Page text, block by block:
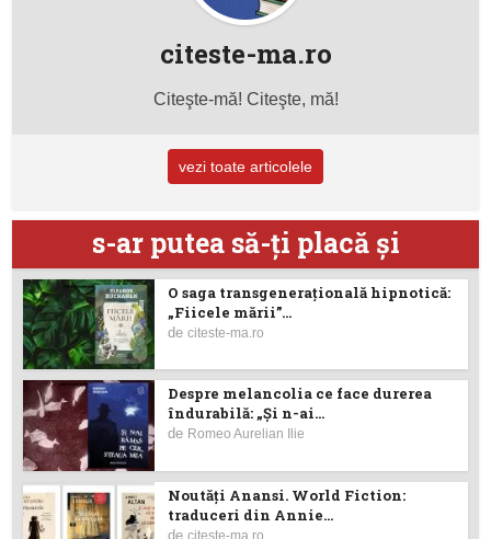
citeste-ma.ro
Citeşte-mă! Citeşte, mă!
vezi toate articolele
s-ar putea să-ţi placă şi
O saga transgenerațională hipnotică:
„Fiicele mării”...
deciteste-ma.ro
Despre melancolia ce face durerea
îndurabilă: „Și n-ai...
de Romeo Aurelian Ilie
Noutăţi Anansi. World Fiction:
traduceri din Annie...
deciteste-ma.ro